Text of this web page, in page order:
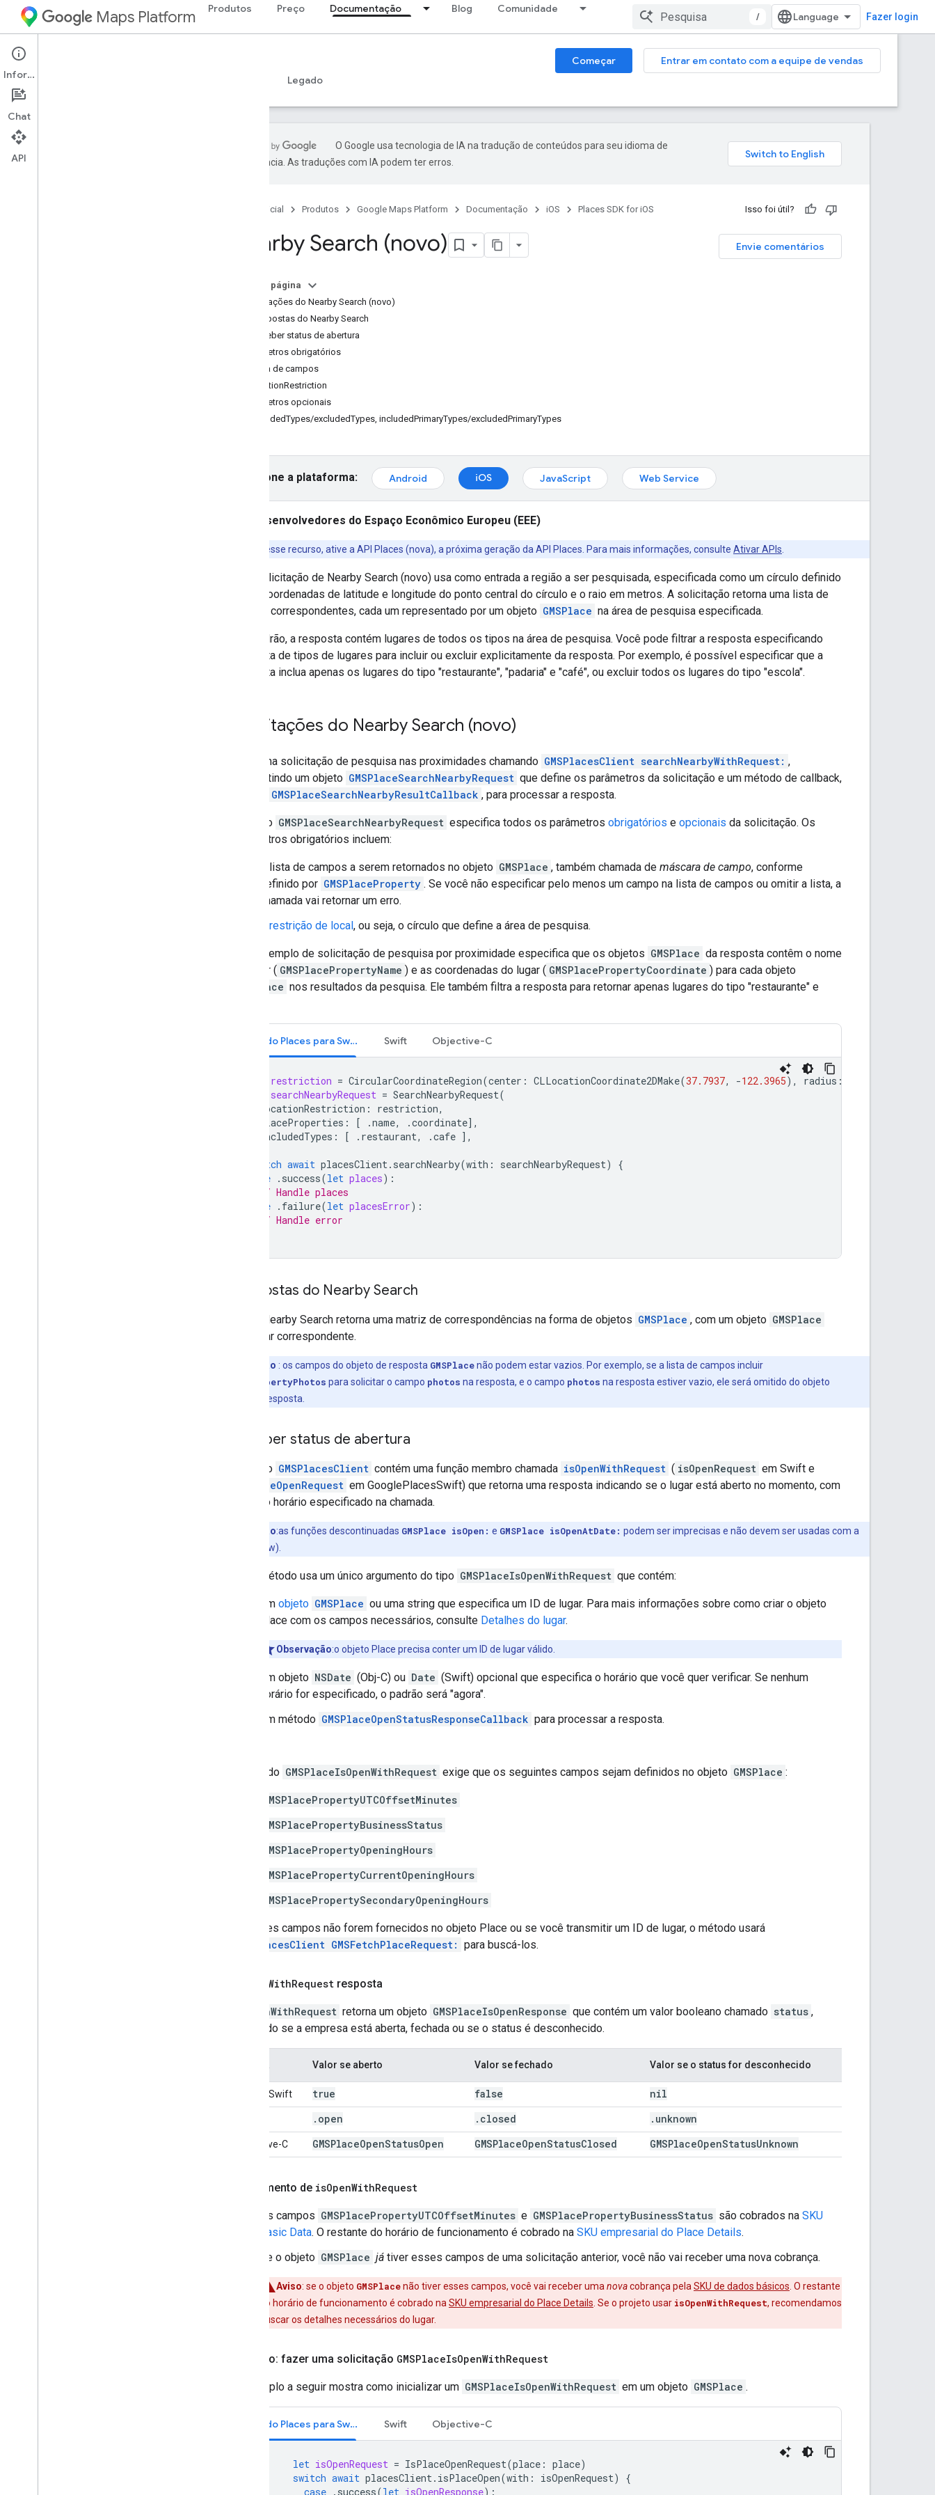
Maps Platform Produtos Preço Documentação Blog Comunidade
/ Fazer login
iOS Começar
Entrar em contato com a equipe de vendas
Guias
Legado
O Google usa tecnologia de IA na tradução de conteúdos para seu idioma de
preferência. As traduções com IA podem ter erros.
Página inicial Produtos Google Maps Platform Documentação iOS Places SDK for iOS Isso foi útil?
Envie comentários
Nearby Search (novo)
Nesta página
Solicitações do Nearby Search (novo)
Respostas do Nearby Search
Receber status de abertura
Parâmetros obrigatórios
Lista de campos
locationRestriction
Parâmetros opcionais
includedTypes/excludedTypes, includedPrimaryTypes/excludedPrimaryTypes
Selecione a plataforma: Android iOS JavaScript Web Service
Desenvolvedores do Espaço Econômico Europeu (EEE)
Para usar esse recurso, ative a API Places (nova), a próxima geração da API Places. Para mais informações, consulte Ativar APIs
Uma solicitação de Nearby Search (novo) usa como entrada a região a ser pesquisada, especificada como um círculo definido
pelas coordenadas de latitude e longitude do ponto central do círculo e o raio em metros. A solicitação retorna uma lista de
lugares correspondentes, cada um representado por um objeto GMSPlace na área de pesquisa especificada.
Por padrão, a resposta contém lugares de todos os tipos na área de pesquisa. Você pode filtrar a resposta especificando
uma lista de tipos de lugares para incluir ou excluir explicitamente da resposta. Por exemplo, é possível especificar que a
resposta inclua apenas os lugares do tipo "restaurante", "padaria" e "café", ou excluir todos os lugares do tipo "escola".
Solicitações do Nearby Search (novo)
Faça uma solicitação de pesquisa nas proximidades chamando GMSPlacesClient searchNearbyWithRequest: ,
transmitindo um objeto GMSPlaceSearchNearbyRequest que define os parâmetros da solicitação e um método de callback,
GMSPlaceSearchNearbyResultCallback , para processar a resposta.
O objeto GMSPlaceSearchNearbyRequest especifica todos os parâmetros obrigatórios e opcionais da solicitação. Os
parâmetros obrigatórios incluem:
A lista de campos a serem retornados no objeto GMSPlace , também chamada de máscara de campo, conforme
definido por GMSPlaceProperty . Se você não especificar pelo menos um campo na lista de campos ou omitir a lista, a
chamada vai retornar um erro.
restrição de local, ou seja, o círculo que define a área de pesquisa.
Este exemplo de solicitação de pesquisa por proximidade especifica que os objetos GMSPlace da resposta contêm o nome
do lugar ( GMSPlacePropertyName ) e as coordenadas do lugar ( GMSPlacePropertyCoordinate ) para cada objeto
GMSPlace nos resultados da pesquisa. Ele também filtra a resposta para retornar apenas lugares do tipo "restaurante" e
SDK do Places para Swift Swift Objective-C
restriction = CircularCoordinateRegion(center : CLLocationCoordinate2DMake(37.7937, -122.3965), radius :
searchNearbyRequest = SearchNearbyRequest(
locationRestriction : restriction,
placeProperties : [ .name, .coordinate],
includedTypes : [ . restaurant, .cafe ],
switch await placesClient. searchNearby(with : searchNearbyRequest)
{
case . success(let places):
// Handle places
case . failure(let placesError):
// Handle error
Respostas do Nearby Search
A API Nearby Search retorna uma matriz de correspondências na forma de objetos GMSPlace , com um objeto GMSPlace
por lugar correspondente.
Observação : os campos do objeto de resposta GMSPlacenão podem estar vazios. Por exemplo, se a lista de campos incluir
GMSPlacePropertyPhotos para solicitar o campo photos na resposta, e o campo photos na resposta estiver vazio, ele será omitido do objeto
da resposta.
Receber status de abertura
O objeto GMSPlacesClient contém uma função membro chamada isOpenWithRequest ( isOpenRequest em Swift e
isPlaceOpenRequest em GooglePlacesSwift) que retorna uma resposta indicando se o lugar está aberto no momento, com
base no horário especificado na chamada.
Observação:as funções descontinuadas GMSPlace isOpen: e GMSPlace isOpenAtDate: podem ser imprecisas e não devem ser usadas com a
API Places (New).
Esse método usa um único argumento do tipo GMSPlaceIsOpenWithRequest que contém:
Um objeto GMSPlace ou uma string que especifica um ID de lugar. Para mais informações sobre como criar o objeto
Place com os campos necessários, consulte Detalhes do lugar.
Observação:o objeto Place precisa conter um ID de lugar válido.
Um objeto NSDate (Obj-C) ou Date (Swift) opcional que especifica o horário que você quer verificar. Se nenhum
horário for especificado, o padrão será "agora".
Um método GMSPlaceOpenStatusResponseCallback para processar a resposta.
O método GMSPlaceIsOpenWithRequest exige que os seguintes campos sejam definidos no objeto GMSPlace :
GMSPlacePropertyUTCOffsetMinutes
GMSPlacePropertyBusinessStatus
GMSPlacePropertyOpeningHours
GMSPlacePropertyCurrentOpeningHours
GMSPlacePropertySecondaryOpeningHours
Se esses campos não forem fornecidos no objeto Place ou se você transmitir um ID de lugar, o método usará
GMSPlacesClient GMSFetchPlaceRequest: para buscá-los.
WithRequest resposta
isOpenWithRequest retorna um objeto GMSPlaceIsOpenResponse que contém um valor booleano chamado status ,
indicando se a empresa está aberta, fechada ou se o status é desconhecido.
Valor se aberto Valor se fechado Valor se o status for desconhecido
Places Swift true false nil
. open . closed . unknown
Objective-C GMSPlaceOpenStatusOpen GMSPlaceOpenStatusClosed GMSPlaceOpenStatusUnknown
Faturamento de isOpenWithRequest
Os campos GMSPlacePropertyUTCOffsetMinutes e GMSPlacePropertyBusinessStatus são cobrados na SKU
Basic Data. O restante do horário de funcionamento é cobrado na SKU empresarial do Place Details.
Se o objeto GMSPlace já tiver esses campos de uma solicitação anterior, você não vai receber uma nova cobrança.
Aviso: se o objeto GMSPlacenão tiver esses campos, você vai receber uma novacobrança pela SKU de dados básicos . O restante
do horário de funcionamento é cobrado na SKU empresarial do Place Details . Se o projeto usar isOpenWithRequest, recomendamos
buscar os detalhes necessários do lugar.
Exemplo: fazer uma solicitação GMSPlaceIsOpenWithRequest
O exemplo a seguir mostra como inicializar um GMSPlaceIsOpenWithRequest em um objeto GMSPlace .
SDK do Places para Swift Swift Objective-C
let isOpenRequest = IsPlaceOpenRequest(place : place)
switch await placesClient. isPlaceOpen(with : isOpenRequest)
{
case . success(let isOpenResponse):
Informações
Chat
API